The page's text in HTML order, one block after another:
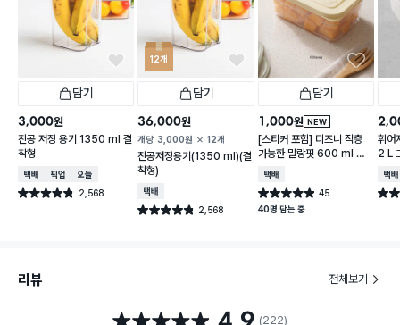
담기
3,000원
진공 저장 용기 1350 ml 결
착형
택배배송매장픽업오늘배송
별점 4.8점 2,568
건 작성
12개
담기
36,000원
개당 3,000원 12개
진공저장용기(1350 ml)(결
착형)
택배배송
별점 4.8점 2,568
건 작성
담기
NEW
1,000원
[스티커 포함] 디즈니 적층
가능한 말랑핏 600 ml 아
택배배송
별점 4.9점 45
건 작성
40명 담는 중
휘어
2 L
택배
별점
리뷰 전체보기
별점 4.9점 (222)